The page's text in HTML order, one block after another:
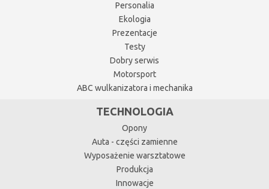
Personalia
Ekologia
Prezentacje
Testy
Dobry serwis
Motorsport
ABC wulkanizatora i mechanika
TECHNOLOGIA
Opony
Auta - części zamienne
Wyposażenie warsztatowe
Produkcja
Innowacje